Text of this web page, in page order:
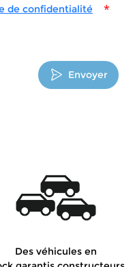
de confidentialité *
Envoyer
Des véhicules en